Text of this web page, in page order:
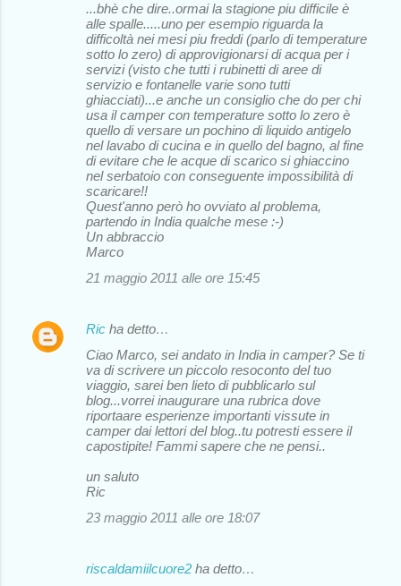
...bhè che dire..ormai la stagione piu difficile è
alle spalle.....uno per esempio riguarda la
difficoltà nei mesi piu freddi (parlo di temperature
sotto lo zero) di approvigionarsi di acqua per i
servizi (visto che tutti i rubinetti di aree di
servizio e fontanelle varie sono tutti
ghiacciati)...e anche un consiglio che do per chi
usa il camper con temperature sotto lo zero è
quello di versare un pochino di liquido antigelo
nel lavabo di cucina e in quello del bagno, al fine
di evitare che le acque di scarico si ghiaccino
nel serbatoio con conseguente impossibilità di
scaricare!!
Quest'anno però ho ovviato al problema,
partendo in India qualche mese :-)
Un abbraccio
Marco
21 maggio 2011 alle ore 15:45
Ric ha detto…
Ciao Marco, sei andato in India in camper? Se ti
va di scrivere un piccolo resoconto del tuo
viaggio, sarei ben lieto di pubblicarlo sul
blog...vorrei inaugurare una rubrica dove
riportaare esperienze importanti vissute in
camper dai lettori del blog..tu potresti essere il
capostipite! Fammi sapere che ne pensi..
un saluto
Ric
23 maggio 2011 alle ore 18:07
riscaldamiilcuore2 ha detto…